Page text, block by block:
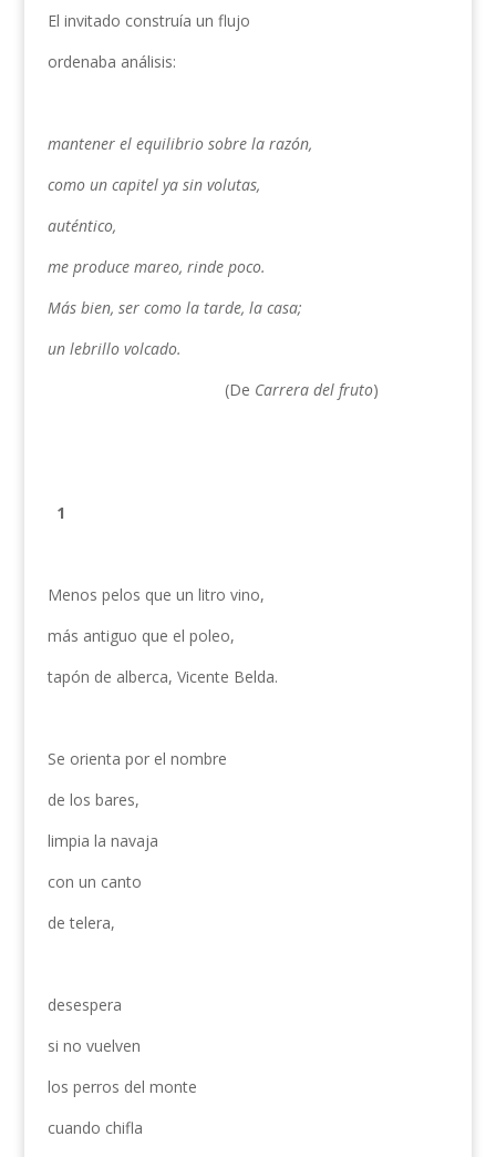
El invitado construía un flujo
ordenaba análisis:
mantener el equilibrio sobre la razón,
como un capitel ya sin volutas,
auténtico,
me produce mareo, rinde poco.
Más bien, ser como la tarde, la casa;
un lebrillo volcado.
(De Carrera del fruto)
1
Menos pelos que un litro vino,
más antiguo que el poleo,
tapón de alberca, Vicente Belda.
Se orienta por el nombre
de los bares,
limpia la navaja
con un canto
de telera,
desespera
si no vuelven
los perros del monte
cuando chifla